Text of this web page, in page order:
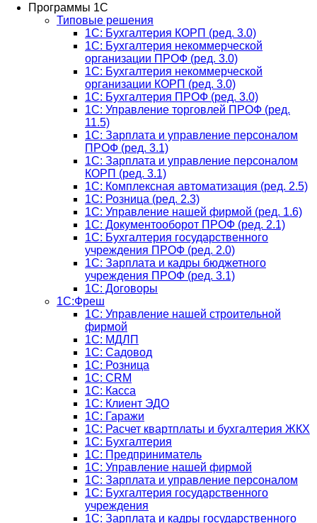
Программы 1С
Типовые решения
1C: Бухгалтерия КОРП (ред. 3.0)
1С: Бухгалтерия некоммерческой
организации ПРОФ (ред. 3.0)
1С: Бухгалтерия некоммерческой
организации КОРП (ред. 3.0)
1C: Бухгалтерия ПРОФ (ред. 3.0)
1C: Управление торговлей ПРОФ (ред.
11.5)
1C: Зарплата и управление персоналом
ПРОФ (ред. 3.1)
1C: Зарплата и управление персоналом
КОРП (ред. 3.1)
1C: Комплексная автоматизация (ред. 2.5)
1С: Розница (ред. 2.3)
1С: Управление нашей фирмой (ред. 1.6)
1С: Документооборот ПРОФ (ред. 2.1)
1C: Бухгалтерия государственного
учреждения ПРОФ (ред. 2.0)
1C: Зарплата и кадры бюджетного
учреждения ПРОФ (ред. 3.1)
1С: Договоры
1С:Фреш
1С: Управление нашей строительной
фирмой
1С: МДЛП
1С: Садовод
1С: Розница
1C: CRM
1C: Касса
1С: Клиент ЭДО
1С: Гаражи
1C: Расчет квартплаты и бухгалтерия ЖКХ
1C: Бухгалтерия
1C: Предприниматель
1C: Управление нашей фирмой
1C: Зарплата и управление персоналом
1C: Бухгалтерия государственного
учреждения
1C: Зарплата и кадры государственного